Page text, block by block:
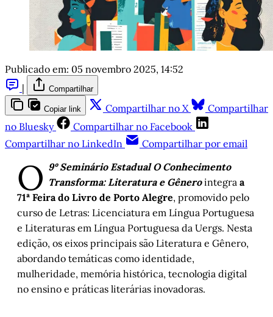
Publicado em: 05 novembro 2025, 14:52
|
Compartilhar
Copiar link Compartilhar no X
Compartilhar
no Bluesky
Compartilhar no Facebook
Compartilhar no LinkedIn
Compartilhar por email
O 9º Seminário Estadual O Conhecimento
Transforma: Literatura e Gênerointegra a
71ª Feira do Livro de Porto Alegre, promovido pelo
curso de Letras: Licenciatura em Língua Portuguesa
e Literaturas em Língua Portuguesa da Uergs. Nesta
edição, os eixos principais são Literatura e Gênero,
abordando temáticas como identidade,
mulheridade, memória histórica, tecnologia digital
no ensino e práticas literárias inovadoras.